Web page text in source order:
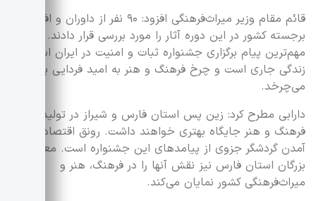
قائم مقام وزیر میراث‌فرهنگی افزود: ۹۰ نفر از داوران و افراد
برجسته کشور در این دوره آثار را مورد بررسی قرار دادند.
مهم‌ترین پیام برگزاری جشنواره ثبات و امنیت در ایران است.
زندگی جاری است و چرخ فرهنگ و هنر به امید فردایی بهتر
می‌چرخد.
دارابی مطرح کرد: زین پس استان فارس و شیراز در تولیدات
فرهنگ و هنر جایگاه بهتری خواهند داشت. رونق اقتصاد و
آمدن گردشگر جزوی از پیامدهای این جشنواره است. معرفی
بزرگان استان فارس نیز نقش آنها را در فرهنگ، هنر و
میراث‌فرهنگی کشور نمایان می‌کند.